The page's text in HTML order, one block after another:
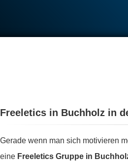
Freeletics in Buchholz in
Gerade wenn man sich motivieren
eine Freeletics Gruppe in